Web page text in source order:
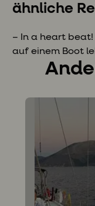
ähnliche
– In a heart
auf einem Boot